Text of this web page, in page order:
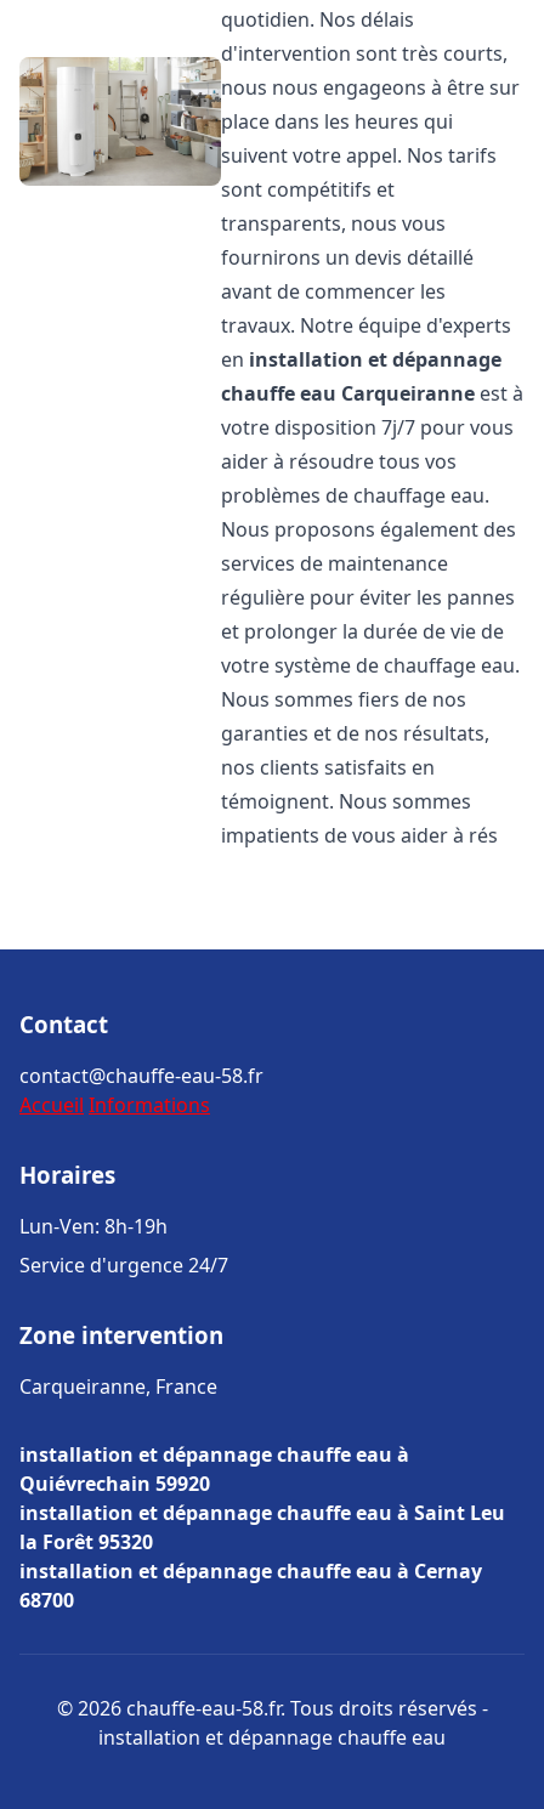
quotidien. Nos délais
d'intervention sont très courts,
nous nous engageons à être sur
place dans les heures qui
suivent votre appel. Nos tarifs
sont compétitifs et
transparents, nous vous
fournirons un devis détaillé
avant de commencer les
travaux. Notre équipe d'experts
en installation et dépannage
chauffe eau Carqueiranne est à
votre disposition 7j/7 pour vous
aider à résoudre tous vos
problèmes de chauffage eau.
Nous proposons également des
services de maintenance
régulière pour éviter les pannes
et prolonger la durée de vie de
votre système de chauffage eau.
Nous sommes fiers de nos
garanties et de nos résultats,
nos clients satisfaits en
témoignent. Nous sommes
impatients de vous aider à rés
Contact
contact@chauffe-eau-58.fr
Accueil Informations
Horaires
Lun-Ven: 8h-19h
Service d'urgence 24/7
Zone intervention
Carqueiranne, France
installation et dépannage chauffe eau à
Quiévrechain 59920
installation et dépannage chauffe eau à Saint Leu
la Forêt 95320
installation et dépannage chauffe eau à Cernay
68700
© 2026 chauffe-eau-58.fr. Tous droits réservés -
installation et dépannage chauffe eau